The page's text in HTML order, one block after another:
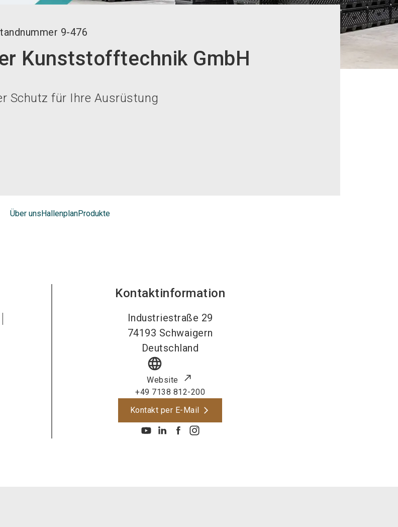
9-476
Kunststofftechnik GmbH
Schutz für Ihre Ausrüstung
Über unsHallenplanProdukte
Kontaktinformation
Industriestraße 29
74193 Schwaigern
Deutschland
language
Website
+49 7138 812-200
Kontakt per E-Mail